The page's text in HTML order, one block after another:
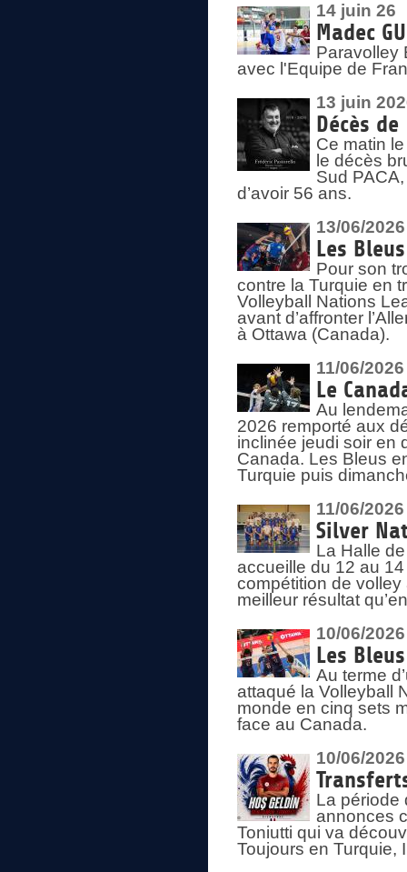
14 juin 26
Madec
Paravolley
avec l'Equipe de
13 juin
Décès de
Ce matin
le décès
Sud
d’avoir 56 ans.
13/06/2026
Les
Pour son
contre la Turquie en
Volleyball Nations
avant d’affronter
à Ottawa (Canada).
11/06/2026
Le
Au
2026 remporté aux
inclinée jeudi soir en
Canada. Les Bleus
Turquie puis
11/06/2026
Silver
La Halle
accueille du 12 au
compétition de
meilleur résultat
10/06/2026
Les
Au terme
attaqué la Volleyball
monde en cinq sets
face au Canada.
10/06/2026
La période
annonces
Toniutti qui va
Toujours en Turquie,